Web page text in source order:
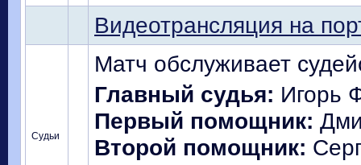
Видеотрансляция на
Судьи
Матч обслуживает
Главный судья: Игорь
Первый помощник:
Второй помощник: